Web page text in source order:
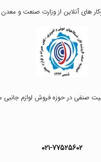
های آنلاین از وزارت صنعت و
صنفی در حوزه فروش لوازم جانبی
۰۲۱-۷۷۵۲۵۶۰۲